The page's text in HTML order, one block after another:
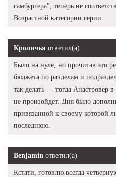
гамбургера", теперь не
Возрастной категории серии.
Кроличья ответил(а)
Было на нуле, но прочитав это
бюджета по разделам и
так делать — тогда Анастровер
не произойдет. Дня было
привязанной к своему которой
последнюю.
Benjamin ответил(а)
Кстати, готовлю всегда